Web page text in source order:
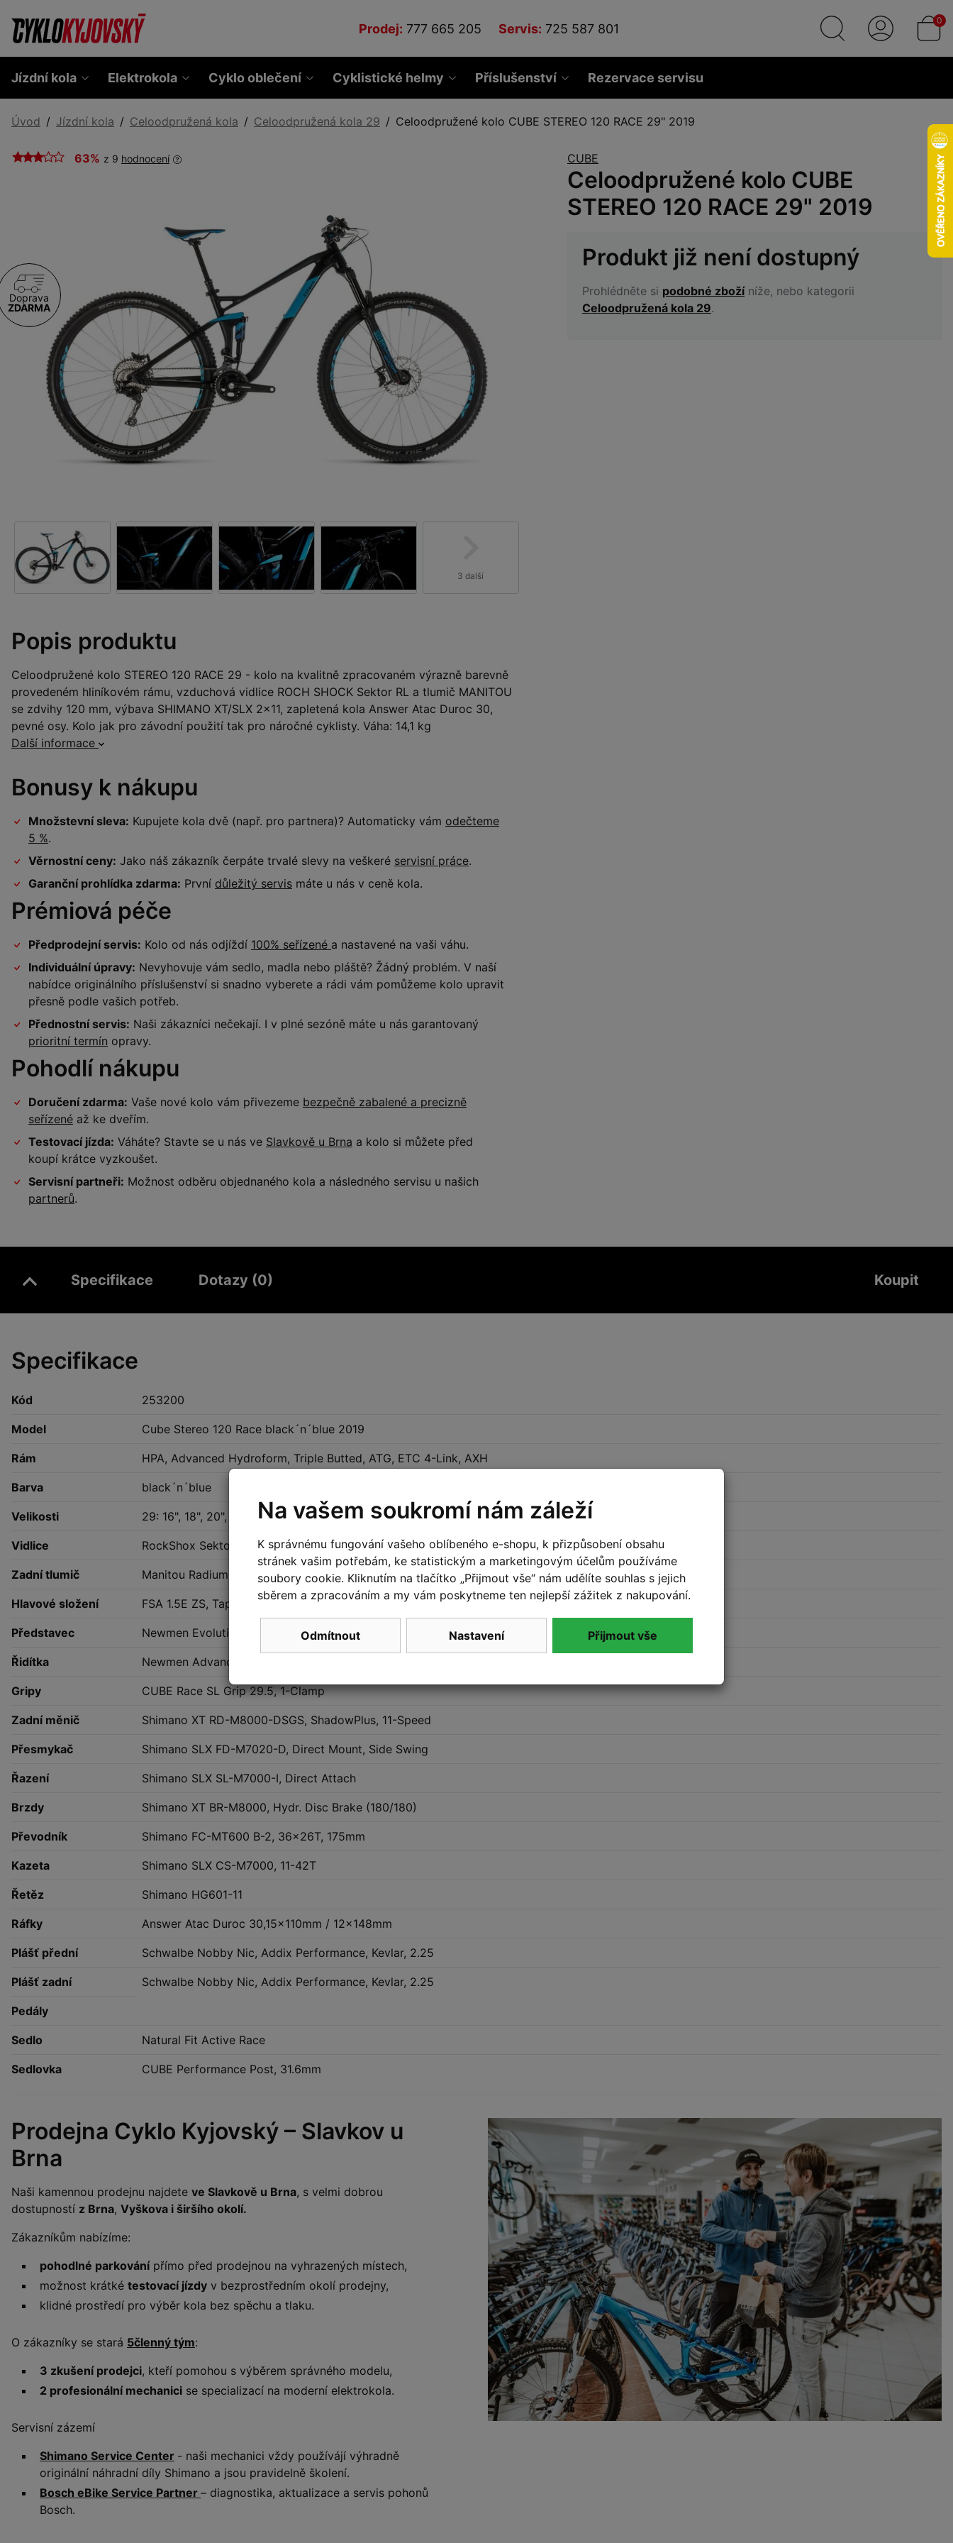
Prodej: 777 665 205 Servis: 725 587 801
0
Jízdní kola Elektrokola Cyklo oblečení Cyklistické helmy Příslušenství Rezervace servisu
Úvod Jízdní kola Celoodpružená kola Celoodpružená kola 29 Celoodpružené kolo CUBE STEREO 120 RACE 29" 2019
63% z 9 hodnocení
Doprava
ZDARMA
3 další
Popis produktu
Celoodpružené kolo STEREO 120 RACE 29 - kolo na kvalitně zpracovaném výrazně barevně
provedeném hliníkovém rámu, vzduchová vidlice ROCH SHOCK Sektor RL a tlumič MANITOU
se zdvihy 120 mm, výbava SHIMANO XT/SLX 2x11, zapletená kola Answer Atac Duroc 30,
pevné osy. Kolo jak pro závodní použití tak pro náročné cyklisty. Váha: 14,1 kg
Další informace
Bonusy k nákupu
Množstevní sleva: Kupujete kola dvě (např. pro partnera)? Automaticky vám odečteme
5 %.
Věrnostní ceny: Jako náš zákazník čerpáte trvalé slevy na veškeré servisní práce.
Garanční prohlídka zdarma: První důležitý servis máte u nás v ceně kola.
Prémiová péče
Předprodejní servis: Kolo od nás odjíždí 100% seřízené a nastavené na vaši váhu.
Individuální úpravy: Nevyhovuje vám sedlo, madla nebo pláště? Žádný problém. V naší
nabídce originálního příslušenství si snadno vyberete a rádi vám pomůžeme kolo upravit
přesně podle vašich potřeb.
Přednostní servis: Naši zákazníci nečekají. I v plné sezóně máte u nás garantovaný
prioritní termín opravy.
Pohodlí nákupu
Doručení zdarma: Vaše nové kolo vám přivezeme bezpečně zabalené a precizně
seřízené až ke dveřím.
Testovací jízda: Váháte? Stavte se u nás ve Slavkově u Brna a kolo si můžete před
koupí krátce vyzkoušet.
Servisní partneři: Možnost odběru objednaného kola a následného servisu u našich
partnerů.
CUBE
Celoodpružené kolo CUBE
STEREO 120 RACE 29" 2019
Produkt již není dostupný
Prohlédněte si podobné zbožíníže, nebo kategorii
Celoodpružená kola 29.
Specifikace Dotazy (0) Koupit
Specifikace
Kód 253200
Model Cube Stereo 120 Race black´n´blue 2019
Rám HPA, Advanced Hydroform, Triple Butted, ATG, ETC 4-Link, AXH
Barva black´n´blue
Velikosti 29: 16", 18", 20", 22"
Vidlice RockShox Sektor RL Air,, Tapered, 15x110mm, 130mm
Zadní tlumič Manitou Radium Expert RL, 190x45mm, Rebound Adjust, Lockout
Hlavové složení FSA 1.5E ZS, Tapered, Top Zero-Stack 1 1/8" (OD 44mm), Bottom Zero-Stack 1 1/2" (OD 56mm)
Představec Newmen Evolution 318.4, 31.8mm
Řidítka Newmen Advanced 318.0, 740mm
Gripy CUBE Race SL Grip 29.5, 1-Clamp
Zadní měnič Shimano XT RD-M8000-DSGS, ShadowPlus, 11-Speed
Přesmykač Shimano SLX FD-M7020-D, Direct Mount, Side Swing
Řazení Shimano SLX SL-M7000-I, Direct Attach
Brzdy Shimano XT BR-M8000, Hydr. Disc Brake (180/180)
Převodník Shimano FC-MT600 B-2, 36x26T, 175mm
Kazeta Shimano SLX CS-M7000, 11-42T
Řetěz Shimano HG601-11
Ráfky Answer Atac Duroc 30,15x110mm / 12x148mm
Plášť přední Schwalbe Nobby Nic, Addix Performance, Kevlar, 2.25
Plášť zadní Schwalbe Nobby Nic, Addix Performance, Kevlar, 2.25
Pedály
Sedlo Natural Fit Active Race
Sedlovka CUBE Performance Post, 31.6mm
Prodejna Cyklo Kyjovský – Slavkov u
Brna
Naši kamennou prodejnu najdete ve Slavkově u Brna, s velmi dobrou
dostupností z Brna, Vyškova i širšího okolí.
Zákazníkům nabízíme:
pohodlné parkovánípřímo před prodejnou na vyhrazených místech,
možnost krátké testovací jízdy v bezprostředním okolí prodejny,
klidné prostředí pro výběr kola bez spěchu a tlaku.
O zákazníky se stará 5členný tým:
3 zkušení prodejci, kteří pomohou s výběrem správného modelu,
2 profesionální mechanici se specializací na moderní elektrokola.
Servisní zázemí
Shimano Service Center - naši mechanici vždy používájí výhradně
originální náhradní díly Shimano a jsou pravidelně školení.
Bosch eBike Service Partner – diagnostika, aktualizace a servis pohonů
Bosch.
Na vašem soukromí nám záleží
K správnému fungování vašeho oblíbeného e-shopu, k přizpůsobení obsahu
stránek vašim potřebám, ke statistickým a marketingovým účelům používáme
soubory cookie. Kliknutím na tlačítko „Přijmout vše“ nám udělíte souhlas s jejich
sběrem a zpracováním a my vám poskytneme ten nejlepší zážitek z nakupování.
Odmítnout Nastavení Přijmout vše